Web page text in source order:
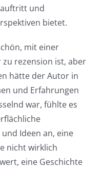
und
bietet.
mit einer
rezension ist, aber
hätte der Autor in
und Erfahrungen
war, fühlte es
Ideen an, eine
nicht wirklich
eine Geschichte